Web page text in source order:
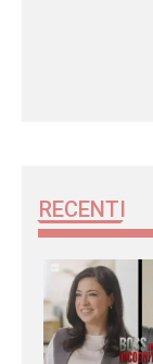
RECENTI